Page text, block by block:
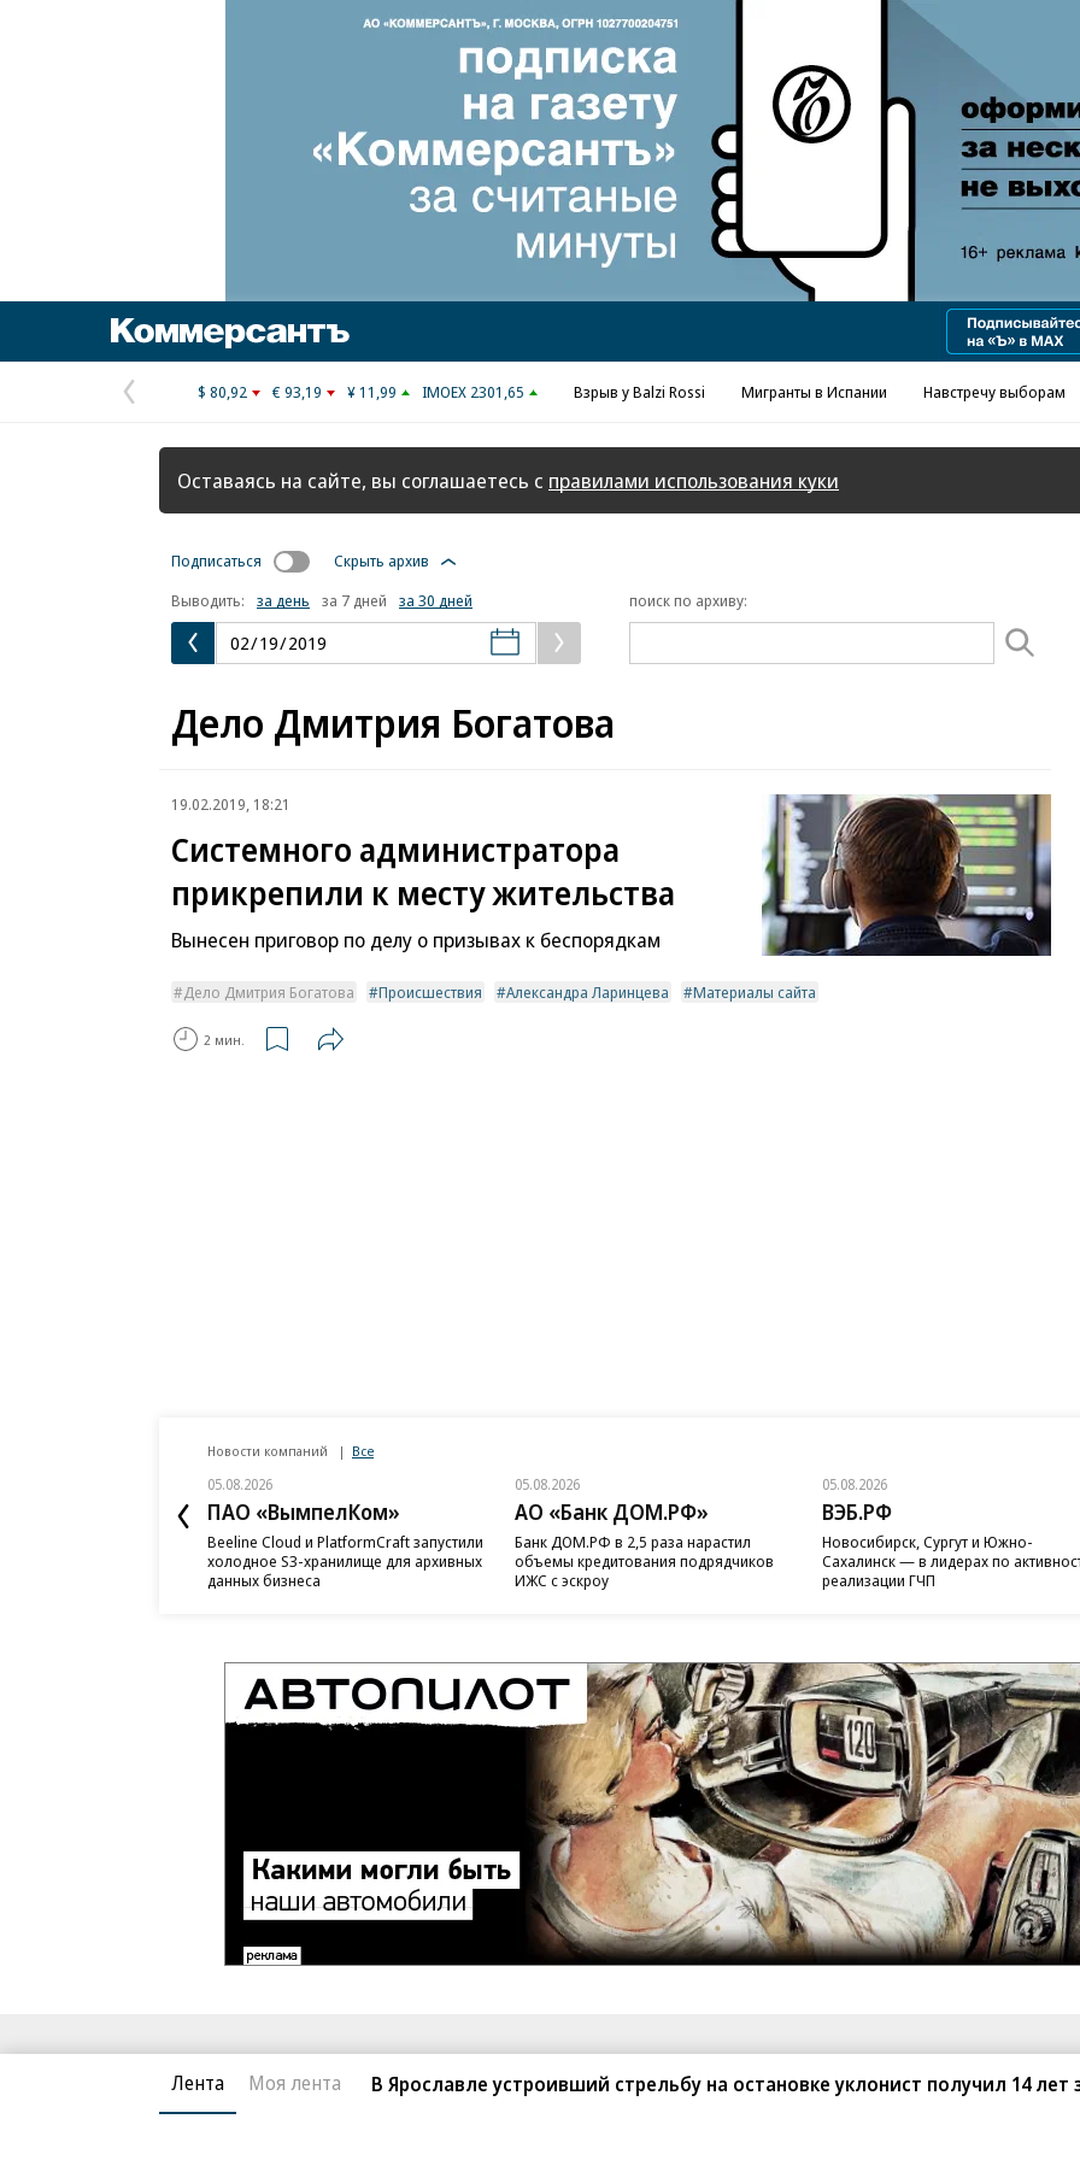
Реклама в «Ъ» www.kommersant.ru/ad
Предыдущая
страница
$ 80,92 € 93,19 ¥ 11,99 IMOEX 2301,65 Взрыв у Balzi Rossi Мигранты в Испании Навстречу выборам
Оставаясь на сайте, вы соглашаетесь с правилами использования куки
Подписаться
Скрыть архив
Выводить:
за день за 7 дней за 30 дней поиск по архиву:
Дело Дмитрия Богатова
19.02.2019, 18:21
Системного администратора
прикрепили к месту жительства
Вынесен приговор по делу о призывах к беспорядкам
Дело Дмитрия Богатова Происшествия Александра Ларинцева Материалы сайта
2 мин.
Новости компаний Все
05.08.2026
ПАО «ВымпелКом»
Beeline Cloud и PlatformCraft запустили
холодное S3-хранилище для архивных
данных бизнеса
05.08.2026
АО «Банк ДОМ.РФ»
Банк ДОМ.РФ в 2,5 раза нарастил
объемы кредитования подрядчиков
ИЖС с эскроу
05.08.2026
ВЭБ.РФ
Новосибирск, Сургут и Южно-
Сахалинск — в лидерах по
реализации ГЧП
Лента Моя лента В Ярославле устроивший стрельбу на остановке уклонист получил 14 лет
Благотворительный фонд
О «Коммерсанте»
Архив
Реклама
Вакансии
Обратная связь
Правовая информация